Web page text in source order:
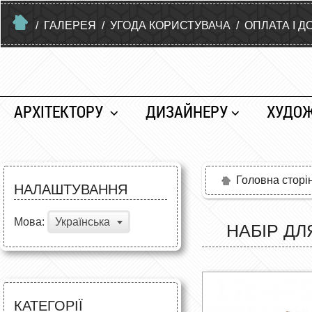
/ ГАЛЕРЕЯ / УГОДА КОРИСТУВАЧА / ОПЛАТА І
АРХІТЕКТОРУ ДИЗАЙНЕРУ
НАЛАШТУВАННЯ
Мова: Українська
КАТЕГОРІЇ
Головна
НАБІР